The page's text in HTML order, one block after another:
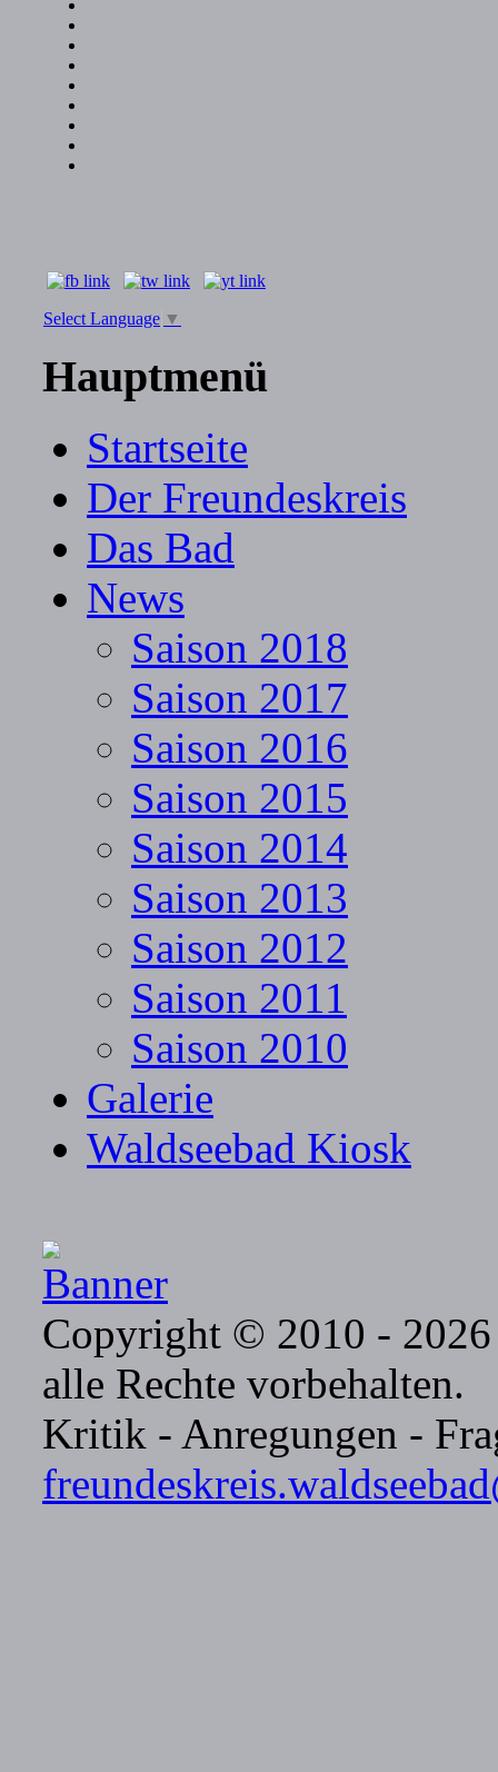
Select Language ▼
Hauptmenü
Startseite
Der Freundeskreis
Das Bad
News
Saison 2018
Saison 2017
Saison 2016
Saison 2015
Saison 2014
Saison 2013
Saison 2012
Saison 2011
Saison 2010
Galerie
Waldseebad Kiosk
Copyright © 2010 - 2026
alle Rechte vorbehalten.
Kritik - Anregungen -